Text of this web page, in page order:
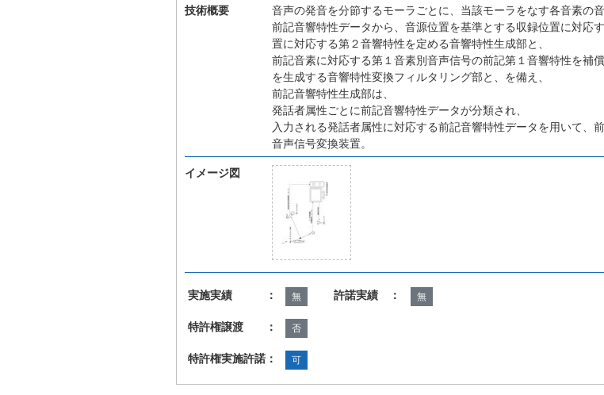
技術概要
音声の発音を分節するモーラごとに、当該モーラをなす各音素の
前記音響特性データから、音源位置を基準とする収録位置に対応
置に対応する第２音響特性を定める音響特性生成部と、
前記音素に対応する第１音素別音声信号の前記第１音響特性を補
を生成する音響特性変換フィルタリング部と、を備え、
前記音響特性生成部は、
発話者属性ごとに前記音響特性データが分類され、
入力される発話者属性に対応する前記音響特性データを用いて、
音声信号変換装置。
イメージ図
実施実績 ： 無 許諾実績 ： 無
特許権譲渡 ： 否
特許権実施許諾： 可